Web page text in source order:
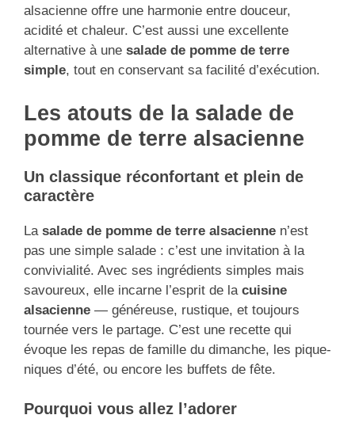
alsacienne offre une harmonie entre douceur,
acidité et chaleur. C’est aussi une excellente
alternative à une salade de pomme de terre
simple, tout en conservant sa facilité d’exécution.
Les atouts de la salade de
pomme de terre alsacienne
Un classique réconfortant et plein de
caractère
La salade de pomme de terre alsacienne n’est
pas une simple salade : c’est une invitation à la
convivialité. Avec ses ingrédients simples mais
savoureux, elle incarne l’esprit de la cuisine
alsacienne — généreuse, rustique, et toujours
tournée vers le partage. C’est une recette qui
évoque les repas de famille du dimanche, les pique-
niques d’été, ou encore les buffets de fête.
Pourquoi vous allez l’adorer